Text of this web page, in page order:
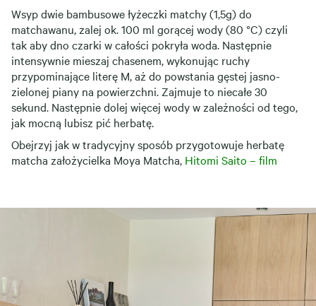
Wsyp dwie bambusowe łyżeczki matchy (1,5g) do
matchawanu, zalej ok. 100 ml gorącej wody (80 °C) czyli
tak aby dno czarki w całości pokryła woda. Następnie
intensywnie mieszaj chasenem, wykonując ruchy
przypominające literę M, aż do powstania gęstej jasno-
zielonej piany na powierzchni. Zajmuje to niecałe 30
sekund. Następnie dolej więcej wody w zależności od tego,
jak mocną lubisz pić herbatę.
Obejrzyj jak w tradycyjny sposób przygotowuje herbatę
matcha założycielka Moya Matcha, Hitomi Saito – film